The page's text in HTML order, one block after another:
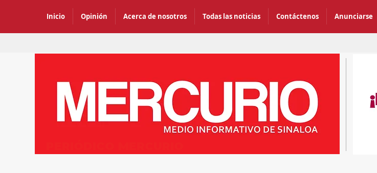
Inicio Opinión Acerca de nosotros Todas las noticias Contáctenos Anunciarse